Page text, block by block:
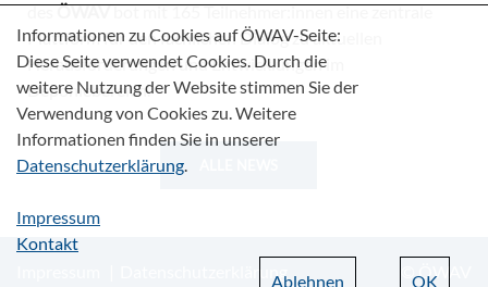
desÖWAVbot mit 165 Teilnehmer:innen eine zentrale
Plattform für den fachlichen Dialog zu aktuellen
Herausforderungen und Entwicklungen im
Deponiebereich.
Datenschutzerklärung © ÖWAV
Informationen zu Cookies auf ÖWAV-Seite:
Diese Seite verwendet Cookies. Durch die
weitere Nutzung der Website stimmen Sie der
Verwendung von Cookies zu. Weitere
Informationen finden Sie in unserer
Datenschutzerklärung.
Impressum
Kontakt
OK
Ablehnen